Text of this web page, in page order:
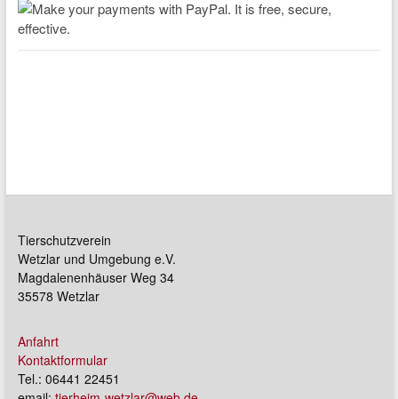
Tierschutzverein
Wetzlar und Umgebung e.V.
Magdalenenhäuser Weg 34
35578 Wetzlar
Anfahrt
Kontaktformular
Tel.: 06441 22451